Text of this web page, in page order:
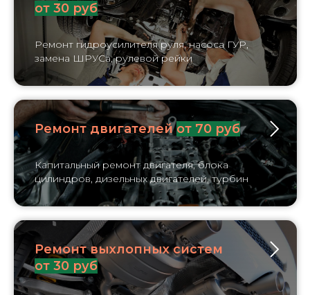
от 30 руб
Ремонт гидроусилителя руля, насоса ГУР,
замена ШРУСа, рулевой рейки
Ремонт двигателейот 70 руб
Капитальный ремонт двигателя, блока
цилиндров, дизельных двигателей, турбин
Ремонт выхлопных систем
от 30 руб